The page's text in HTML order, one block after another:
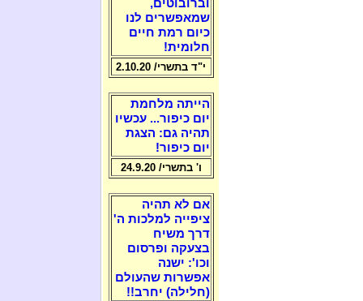
וברובוטים,
שמאפשרים לנו
כיום רמת חיים
חלומית!
י"ד בתשרי/ 2.10.20
הייתה מלחמת
יום כיפור... עכשיו
תהיה גם: הצגת
יום כיפור!
ו' בתשרי/ 24.9.20
אם לא תהיה
ציפייה למלכות ה'
דרך משיח
בצעקה ופרסום
וכו': ישנה
אפשרות שהעולם
(חלילה) יחרב!!